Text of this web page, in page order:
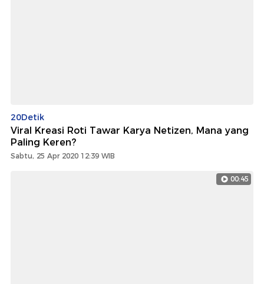
20Detik
Viral Kreasi Roti Tawar Karya Netizen, Mana yang
Paling Keren?
Sabtu, 25 Apr 2020 12:39 WIB
00:45